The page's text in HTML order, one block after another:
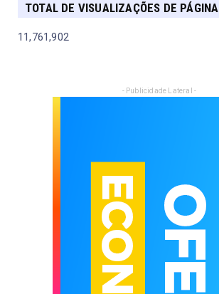
TOTAL DE VISUALIZAÇÕES DE PÁGINA
11,761,902
- Publicidade Lateral -